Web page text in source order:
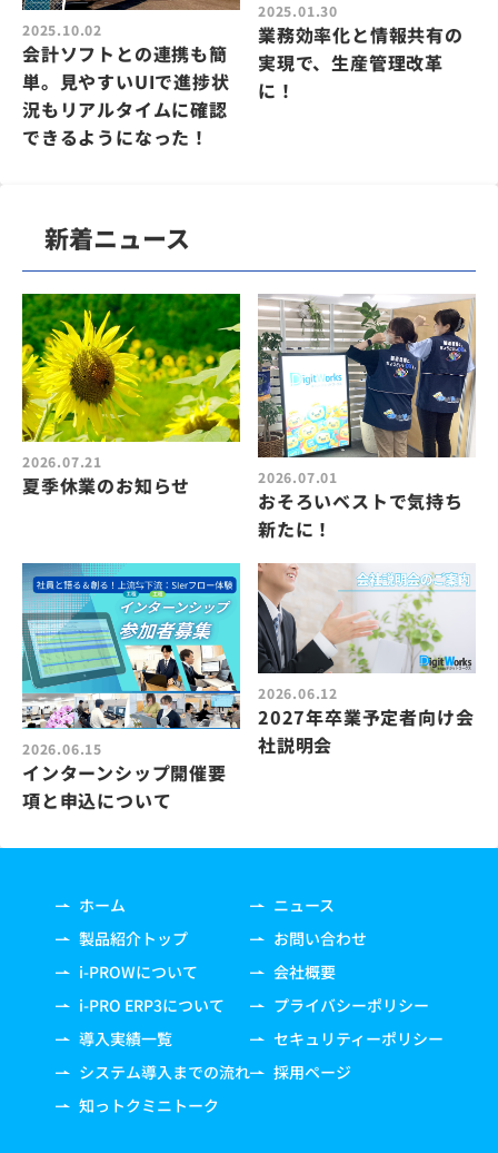
2025.10.02
会計ソフトとの連携も簡
単。見やすいUIで進捗状
況もリアルタイムに確認
できるようになった！
2025.01.30
業務効率化と情報共有の
実現で、生産管理改革
に！
新着ニュース
2026.07.21
夏季休業のお知らせ 2026.07.01
おそろいベストで気持ち
新たに！
2026.06.15
インターンシップ開催要
項と申込について
2026.06.12
2027年卒業予定者向け会
社説明会
ホーム
製品紹介トップ
i-PROWについて
i-PRO ERP3について
導入実績一覧
システム導入までの流れ
知っトクミニトーク
ニュース
お問い合わせ
会社概要
プライバシーポリシー
セキュリティーポリシー
採用ページ